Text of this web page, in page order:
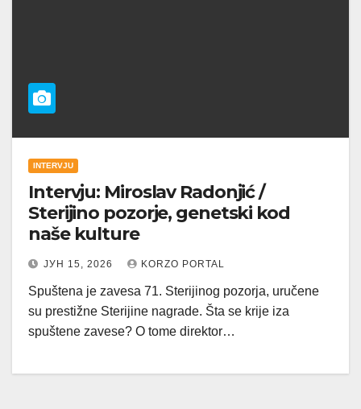
INTERVJU
Intervju: Miroslav Radonjić /
Sterijino pozorje, genetski kod
naše kulture
ЈУН 15, 2026 KORZO PORTAL
Spuštena je zavesa 71. Sterijinog pozorja, uručene
su prestižne Sterijine nagrade. Šta se krije iza
spuštene zavese? O tome direktor…